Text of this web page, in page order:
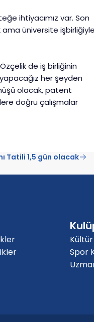
ihtiyacımız var. Son
ama üniversite
de iş birliğinin
her şeyden
olacak, patent
doğru çalışmalar
Tatili 1,5 gün olacak
Spor